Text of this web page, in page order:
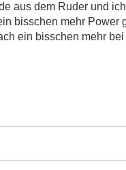
aus dem Ruder und
bisschen mehr
ein bisschen mehr